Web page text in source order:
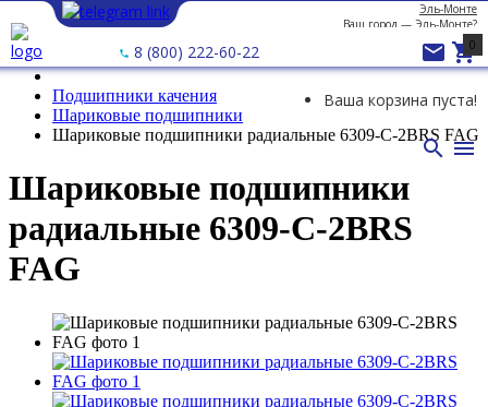
Эль-Монте
Ваш город — Эль-Монте?
8 (800) 222-60-22  
0
Ваша корзина пуста!
 
Подшипники качения
Шариковые подшипники
Шариковые подшипники радиальные 6309-C-2BRS FAG
Шариковые подшипники
радиальные 6309-C-2BRS
FAG